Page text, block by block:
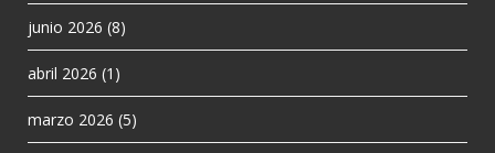
junio 2026 (8)
abril 2026 (1)
marzo 2026 (5)